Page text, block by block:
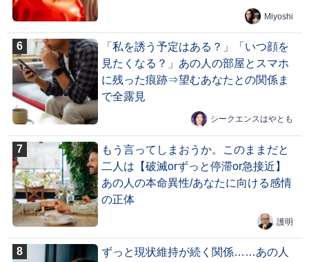
Miyoshi
「私を誘う予定はある？」「いつ顔を
見たくなる？」あの人の部屋とスマホ
に残った痕跡⇒望むあなたとの関係ま
で全露見
シークエンスはやとも
もう言ってしまおうか。このままだと
二人は【破滅orずっと停滞or急接近】
あの人の本命異性/あなたに向ける感情
の正体
護明
ずっと現状維持が続く関係……あの人